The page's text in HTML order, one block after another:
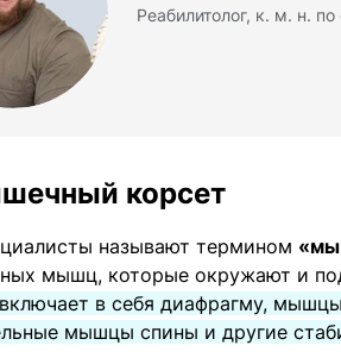
Реабилитолог, к. м. н.
корсет
называют термином
мышц, которые окружают и
в себя диафрагму,
мышцы спины и другие